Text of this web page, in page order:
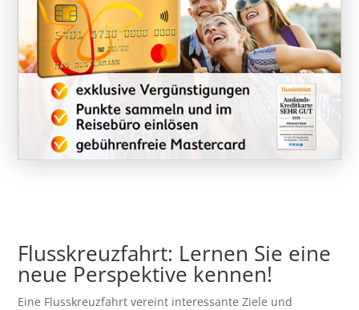
Flusskreuzfahrt: Lernen Sie eine
neue Perspektive kennen!
Eine Flusskreuzfahrt vereint interessante Ziele und